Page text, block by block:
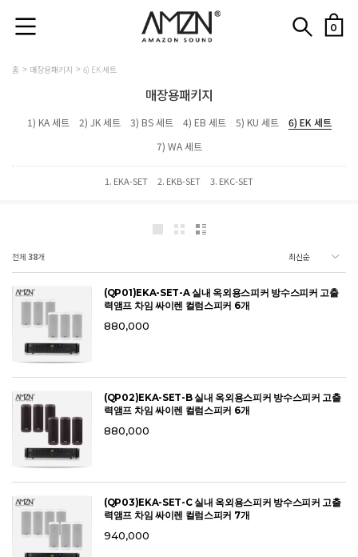
0
홈 매장용패키지 6) EK 세트
매장용패키지
1) KA 세트 2) JK 세트 3) BS 세트 4) EB 세트 5) KU 세트
6) EK 세트
7) WA 세트
1. EKA-SET 2. EKB-SET 3. EKC-SET
전체 38개
(QP01)EKA-SET-A 실내 옥외용스피커 방수스피커 고출
력앰프 차임 싸이렌 컬럼스피커 6개
880,000
(QP02)EKA-SET-B 실내 옥외용스피커 방수스피커 고출
력앰프 차임 싸이렌 컬럼스피커 6개
880,000
(QP03)EKA-SET-C 실내 옥외용스피커 방수스피커 고출
력앰프 차임 싸이렌 컬럼스피커 7개
940,000